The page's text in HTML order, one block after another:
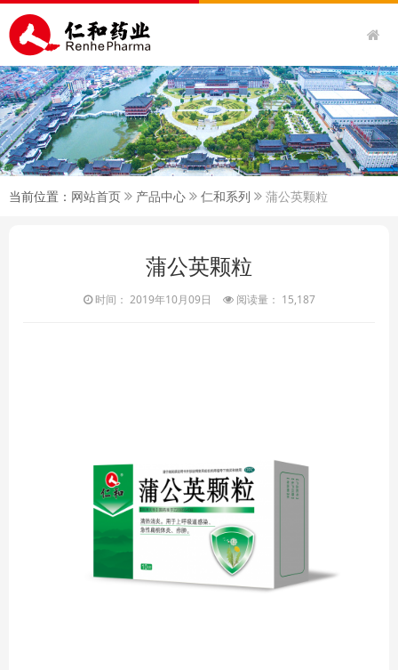
当前位置： 网站首页 产品中心 仁和系列 蒲公英颗粒
蒲公英颗粒
时间： 2019年10月09日 阅读量： 15,187